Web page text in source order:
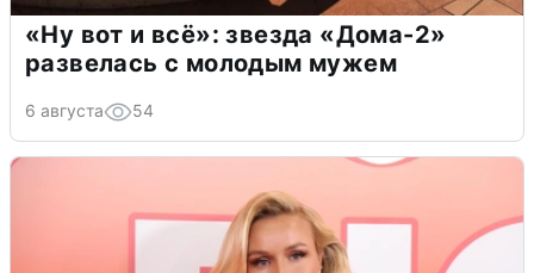
«Ну вот и всё»: звезда «Дома-2»
развелась с молодым мужем
6 августа 54